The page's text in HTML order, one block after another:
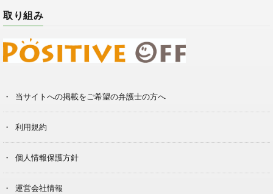
取り組み
当サイトへの掲載をご希望の弁護士の方へ
利用規約
個人情報保護方針
運営会社情報